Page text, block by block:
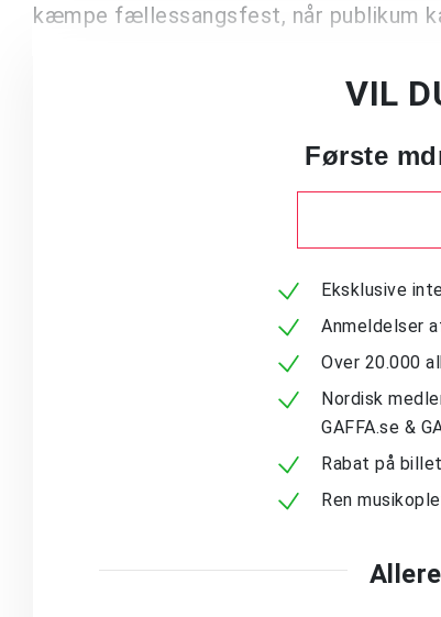
kæmpe fællessangsfest, når publikum
VIL
Første
Eksklusive
Anmeldelser
Over 20.000
Nordisk
GAFFA.se &
Rabat på
Ren